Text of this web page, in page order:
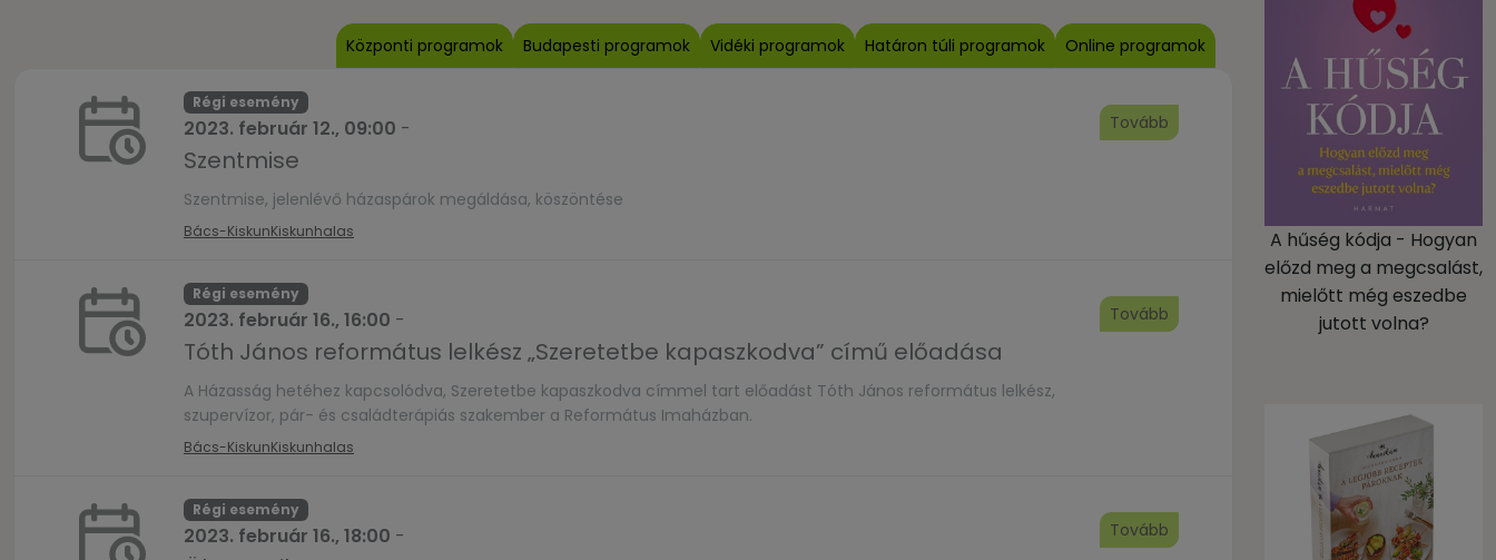
Központi programok Budapesti programok Vidéki programok Határon túli programok Online programok
Régi esemény
2023. február 12., 09:00 -
Szentmise
Szentmise, jelenlévő házaspárok megáldása, köszöntése
Bács-KiskunKiskunhalas
Tovább
Régi esemény
2023. február 16., 16:00 -
Tóth János református lelkész „Szeretetbe kapaszkodva” című előadása
A Házasság hetéhez kapcsolódva, Szeretetbe kapaszkodva címmel tart előadást Tóth János református lelkész,
szupervízor, pár- és családterápiás szakember a Református Imaházban.
Bács-KiskunKiskunhalas
Tovább
Régi esemény
2023. február 16., 18:00 - Tovább
A hűség kódja - Hogyan
előzd meg a megcsalást,
mielőtt még eszedbe
jutott volna?